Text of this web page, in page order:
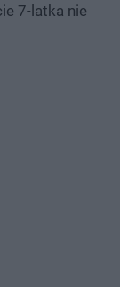
7-latka nie